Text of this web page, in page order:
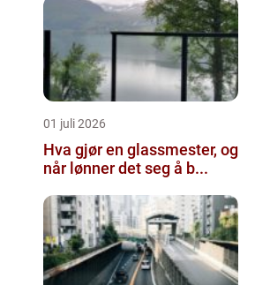
01 juli 2026
Hva gjør en glassmester, og
når lønner det seg å b...